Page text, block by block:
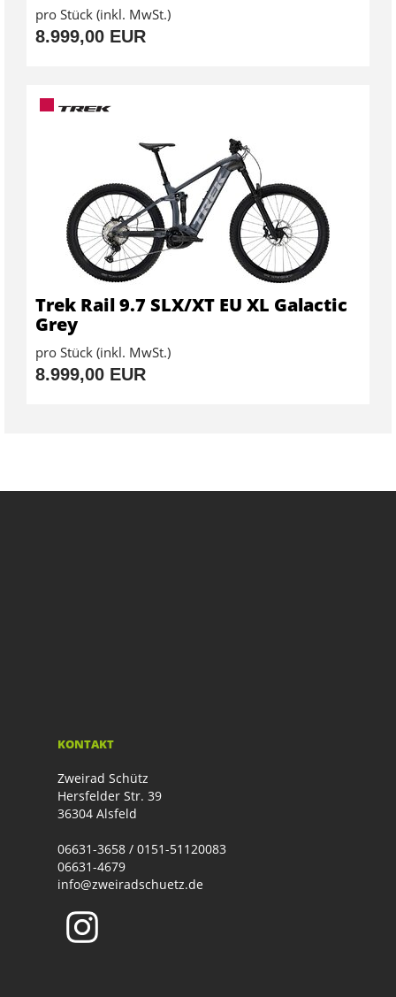
pro Stück (inkl. MwSt.)
8.999,00 EUR
Trek Rail 9.7 SLX/XT EU XL Galactic
Grey
pro Stück (inkl. MwSt.)
8.999,00 EUR
KONTAKT
Zweirad Schütz
Hersfelder Str. 39
36304 Alsfeld
06631-3658 / 0151-51120083
06631-4679
info@zweiradschuetz.de